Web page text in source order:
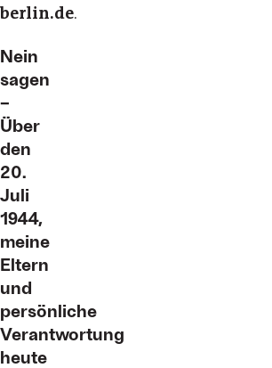
berlin.de.
Nein
sagen
–
Über
den
20.
Juli
1944,
meine
Eltern
und
persönliche
Verantwortung
heute